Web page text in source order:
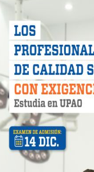
paga mientras
DE
MÍNIMAS DE
con Checa tu
EN EL